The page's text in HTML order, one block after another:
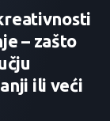
– zašto
ili veći